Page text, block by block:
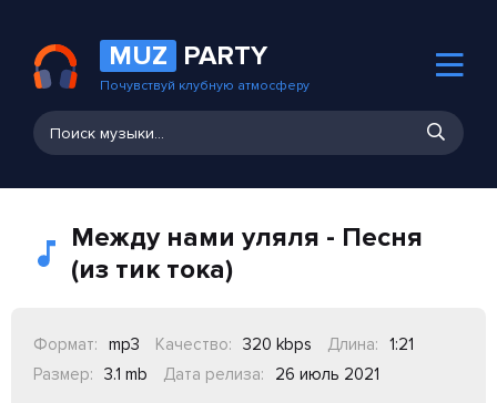
MUZ PARTY
Почувствуй клубную атмосферу
Между нами уляля - Песня
(из тик тока)
Формат: mp3 Качество: 320 kbps Длина:
1:21
Размер:
3.1 mb Дата релиза: 26 июль 2021